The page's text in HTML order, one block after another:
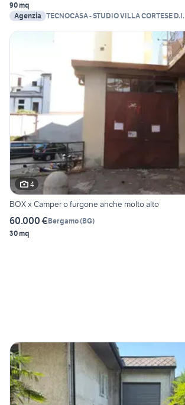
90 mq
Agenzia TECNOCASA - STUDIO VILLA CORTESE D.I.
4
BOX x Camper o furgone anche molto alto
60.000 €Bergamo(BG)
30 mq